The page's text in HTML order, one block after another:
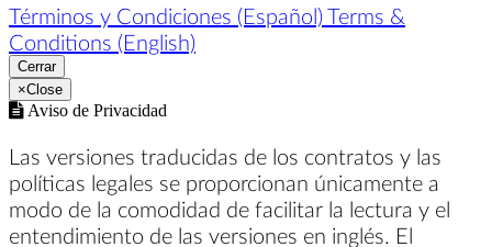
Términos y Condiciones (Español) Terms &
Conditions (English)
Cerrar
×Close
Aviso de Privacidad
Las versiones traducidas de los contratos y las
políticas legales se proporcionan únicamente a
modo de la comodidad de facilitar la lectura y el
entendimiento de las versiones en inglés. El